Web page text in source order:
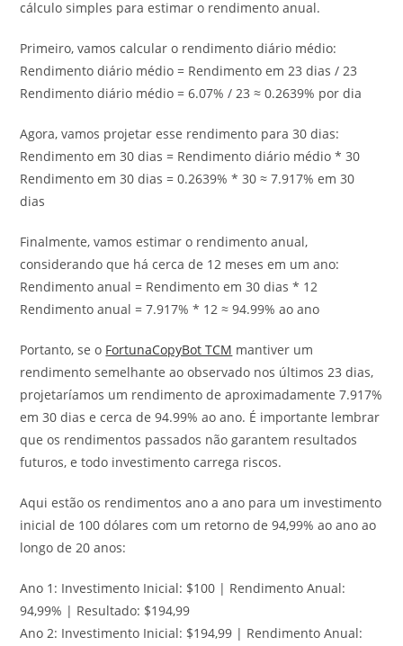
cálculo simples para estimar o rendimento anual.
Primeiro, vamos calcular o rendimento diário médio:
Rendimento diário médio = Rendimento em 23 dias / 23
Rendimento diário médio = 6.07% / 23 ≈ 0.2639% por dia
Agora, vamos projetar esse rendimento para 30 dias:
Rendimento em 30 dias = Rendimento diário médio * 30
Rendimento em 30 dias = 0.2639% * 30 ≈ 7.917% em 30
dias
Finalmente, vamos estimar o rendimento anual,
considerando que há cerca de 12 meses em um ano:
Rendimento anual = Rendimento em 30 dias * 12
Rendimento anual = 7.917% * 12 ≈ 94.99% ao ano
Portanto, se o FortunaCopyBot TCM mantiver um
rendimento semelhante ao observado nos últimos 23 dias,
projetaríamos um rendimento de aproximadamente 7.917%
em 30 dias e cerca de 94.99% ao ano. É importante lembrar
que os rendimentos passados não garantem resultados
futuros, e todo investimento carrega riscos.
Aqui estão os rendimentos ano a ano para um investimento
inicial de 100 dólares com um retorno de 94,99% ao ano ao
longo de 20 anos:
Ano 1: Investimento Inicial: $100 | Rendimento Anual:
94,99% | Resultado: $194,99
Ano 2: Investimento Inicial: $194,99 | Rendimento Anual: